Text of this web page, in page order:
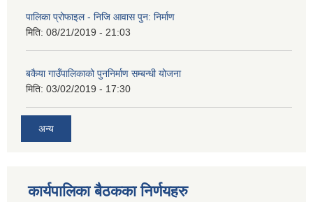
पालिका प्रोफाइल - निजि आवास पुन: निर्माण
मिति: 08/21/2019 - 21:03
बकैया गाउँपालिकाको पुननिर्माण सम्बन्धी योजना
मिति: 03/02/2019 - 17:30
अन्य
कार्यपालिका बैठकका निर्णयहरु